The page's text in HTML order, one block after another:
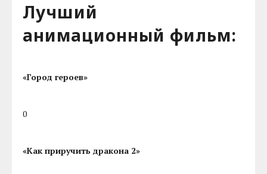
Лучший
анимационный фильм:
«Город героев»
0
«Как приручить дракона 2»